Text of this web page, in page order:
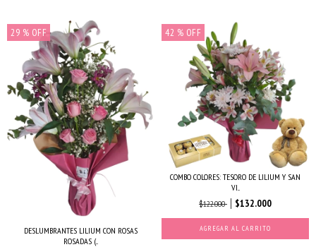
29 % OFF
DESLUMBRANTES LILIUM CON ROSAS
ROSADAS (...
42 % OFF
COMBO COLORES: TESORO DE LILIUM Y SAN
VI...
$122.000
$132.000
AGREGAR AL CARRITO